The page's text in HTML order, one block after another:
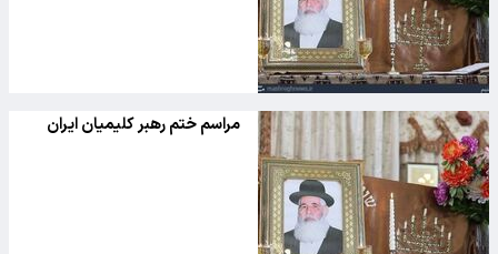
مراسم ختم رهبر کلیمیان ایران